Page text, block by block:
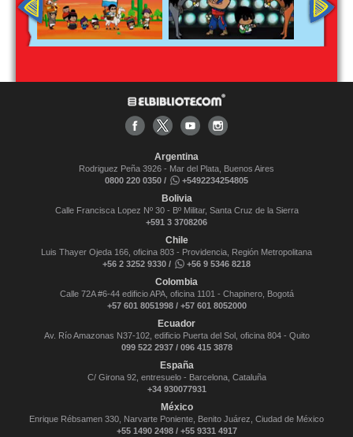
Argentina
Rodriguez Peña 3926 - Mar del Plata, Buenos Aires
0800 220 0350 /
+5492234254805
Bolivia
Calle Francisca Lopez Nº 30 - Bº Militar, Santa Cruz de la Sierra
+591 3 3708206
Chile
Luis Thayer Ojeda 166, oficina 803 - Providencia, Región Metropolitana
+56 2 3252 9330 /
+56 9 5346 8218
Colombia
Calle 72A #6-44 edificio APA, oficina 1101 - Chapinero, Bogotá
+57 601 8051998 / +57 601 8052000
Ecuador
Av. Río Amazonas N37-102, edificio Puerta del Sol, oficina 804 - Quito
099 522 2937 / 096 415 3878
España
C/ Girona 92, entresuelo - Barcelona, Cataluña
+34 930077931
México
Enrique Rébsamen 330, Narvarte Poniente, Benito Juárez, Ciudad de México
+55 1490 2498 / +55 9331 4917